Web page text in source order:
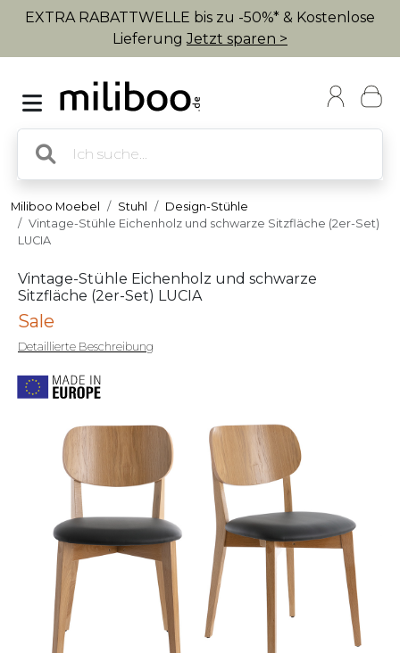
EXTRA RABATTWELLE bis zu -50%* & Kostenlose
LieferungJetzt sparen >
Miliboo Moebel Stuhl
Design-Stühle
Vintage-Stühle Eichenholz und schwarze Sitzfläche (2er-Set)
LUCIA
Vintage-Stühle Eichenholz und schwarze
Sitzfläche (2er-Set) LUCIA
Sale
Detaillierte Beschreibung